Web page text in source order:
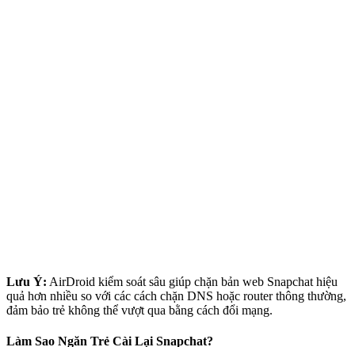
Lưu Ý: AirDroid kiểm soát sâu giúp chặn bản web Snapchat hiệu
quả hơn nhiều so với các cách chặn DNS hoặc router thông thường,
đảm bảo trẻ không thể vượt qua bằng cách đổi mạng.
Làm Sao Ngăn Trẻ Cài Lại Snapchat?